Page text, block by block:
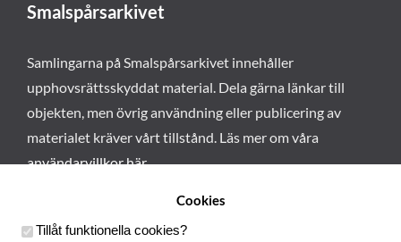
Smalspårsarkivet
Samlingarna på Smalspårsarkivet innehåller
upphovsrättsskyddat material. Dela gärna länkar till
objekten, men övrig användning eller publicering av
materialet kräver vårt tillstånd. Läs mer om våra
användarvillkor här.
Cookies
Tillåt funktionella cookies?